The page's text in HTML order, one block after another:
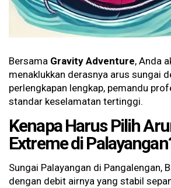
Bersama Gravity Adventure, Anda
menaklukkan derasnya arus sungai
perlengkapan lengkap, pemandu
standar keselamatan tertinggi.
Kenapa Harus Pilih
Extreme di
Sungai Palayangan di Pangalengan,
dengan debit airnya yang stabil